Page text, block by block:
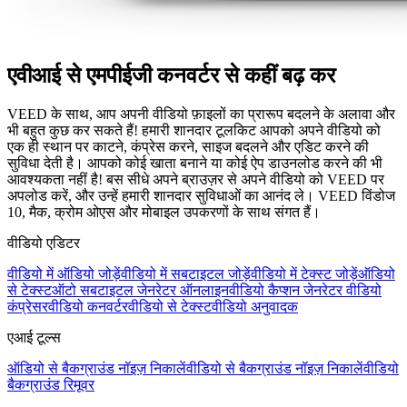
एवीआई से एमपीईजी कनवर्टर से कहीं बढ़ कर
VEED के साथ, आप अपनी वीडियो फ़ाइलों का प्रारूप बदलने के अलावा और
भी बहुत कुछ कर सकते हैं! हमारी शानदार टूलकिट आपको अपने वीडियो को
एक ही स्थान पर काटने, कंप्रेस करने, साइज बदलने और एडिट करने की
सुविधा देती है। आपको कोई खाता बनाने या कोई ऐप डाउनलोड करने की भी
आवश्यकता नहीं है! बस सीधे अपने ब्राउज़र से अपने वीडियो को VEED पर
अपलोड करें, और उन्हें हमारी शानदार सुविधाओं का आनंद ले। VEED विंडोज
10, मैक, क्रोम ओएस और मोबाइल उपकरणों के साथ संगत हैं।
वीडियो एडिटर
वीडियो में ऑडियो जोड़ेंवीडियो में सबटाइटल जोड़ेंवीडियो में टेक्स्ट जोड़ेंऑडियो
से टेक्स्टऑटो सबटाइटल जेनरेटर ऑनलाइनवीडियो कैप्शन जेनरेटरवीडियो
कंप्रेसरवीडियो कनवर्टरवीडियो से टेक्स्टवीडियो अनुवादक
एआई टूल्स
ऑडियो से बैकग्राउंड नॉइज़ निकालेंवीडियो से बैकग्राउंड नॉइज़ निकालेंवीडियो
बैकग्राउंड रिमूवर